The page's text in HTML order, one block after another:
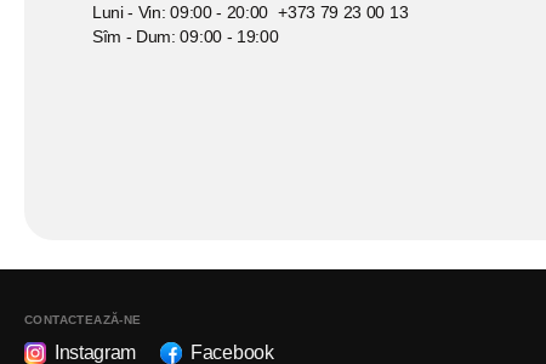
Luni - Vin: 09:00 - 20:00
Sîm - Dum: 09:00 - 19:00
+373 79 23 00 13
CONTACTEAZĂ-NE
Instagram Facebook